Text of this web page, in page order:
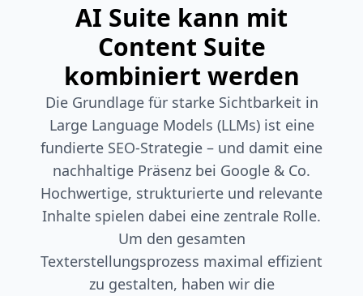
AI Suite kann mit
Content Suite
kombiniert werden
Die Grundlage für starke Sichtbarkeit in
Large Language Models (LLMs) ist eine
fundierte SEO-Strategie – und damit eine
nachhaltige Präsenz bei Google & Co.
Hochwertige, strukturierte und relevante
Inhalte spielen dabei eine zentrale Rolle.
Um den gesamten
Texterstellungsprozess maximal effizient
zu gestalten, haben wir die